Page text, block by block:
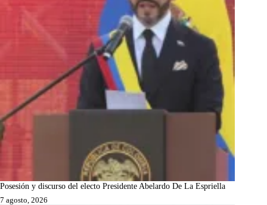
Posesión y discurso del electo Presidente Abelardo De La Espriella
7 agosto, 2026